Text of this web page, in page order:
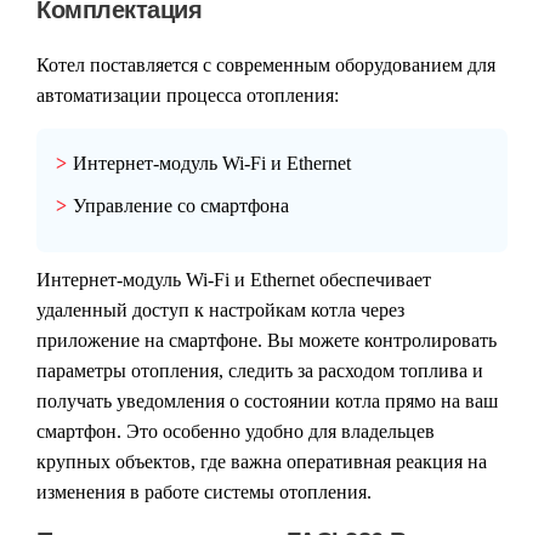
Комплектация
Котел поставляется с современным оборудованием для
автоматизации процесса отопления:
Интернет-модуль Wi-Fi и Ethernet
Управление со смартфона
Интернет-модуль Wi-Fi и Ethernet обеспечивает
удаленный доступ к настройкам котла через
приложение на смартфоне. Вы можете контролировать
параметры отопления, следить за расходом топлива и
получать уведомления о состоянии котла прямо на ваш
смартфон. Это особенно удобно для владельцев
крупных объектов, где важна оперативная реакция на
изменения в работе системы отопления.